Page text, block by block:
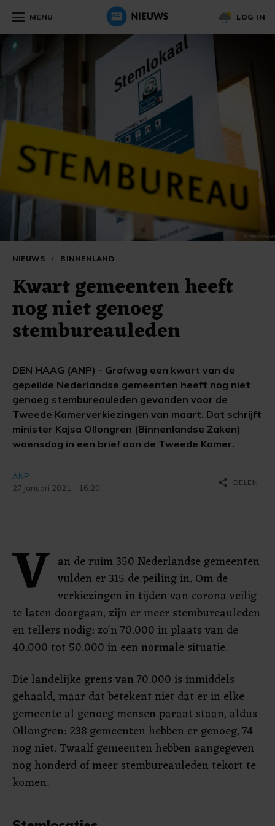
MENU LOG IN
NIEUWS / BINNENLAND
Kwart gemeenten heeft
nog niet genoeg
stembureauleden
DEN HAAG (ANP) - Grofweg een kwart van de
gepeilde Nederlandse gemeenten heeft nog niet
genoeg stembureauleden gevonden voor de
Tweede Kamerverkiezingen van maart. Dat schrijft
minister Kajsa Ollongren (Binnenlandse Zaken)
woensdag in een brief aan de Tweede Kamer.
ANP
27 januari 2021 - 16:20
share DELEN
V an de ruim 350 Nederlandse gemeenten
vulden er 315 de peiling in. Om de
verkiezingen in tijden van corona veilig
te laten doorgaan, zijn er meer stembureauleden
en tellers nodig: zo'n 70.000 in plaats van de
40.000 tot 50.000 in een normale situatie.
Die landelijke grens van 70.000 is inmiddels
gehaald, maar dat betekent niet dat er in elke
gemeente al genoeg mensen paraat staan, aldus
Ollongren: 238 gemeenten hebben er genoeg, 74
nog niet. Twaalf gemeenten hebben aangegeven
nog honderd of meer stembureauleden tekort te
komen.